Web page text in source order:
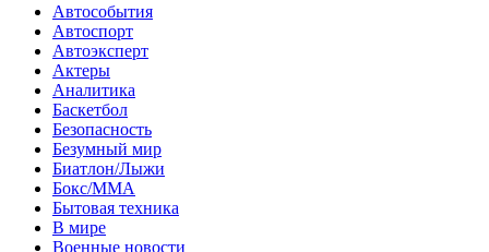
Автособытия
Автоспорт
Автоэксперт
Актеры
Аналитика
Баскетбол
Безопасность
Безумный мир
Биатлон/Лыжи
Бокс/MMA
Бытовая техника
В мире
Военные новости